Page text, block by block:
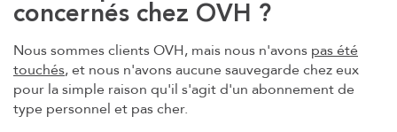
concernés chez OVH ?
Nous sommes clients OVH, mais nous n'avons pas été
touchés, et nous n'avons aucune sauvegarde chez eux
pour la simple raison qu'il s'agit d'un abonnement de
type personnel et pas cher.